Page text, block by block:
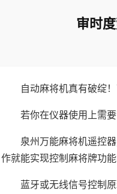
审时
自动麻将机真有破绽
若你在仪器使用上需
泉州万能麻将机遥控
作就能实现控制麻将牌功能
蓝牙或无线信号控制